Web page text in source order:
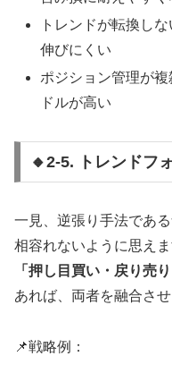
トレンドが転換し
伸びにくい
ポジション管理が
ドルが高い
🔸2-5. トレンドフ
一見、逆張り手法であ
相容れないように思えま
「押し目買い・戻り売
あれば、両者を融合さ
📌戦略例：